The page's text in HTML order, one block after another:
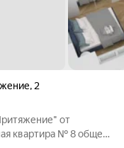
, 2
от
квартира № 8 общей